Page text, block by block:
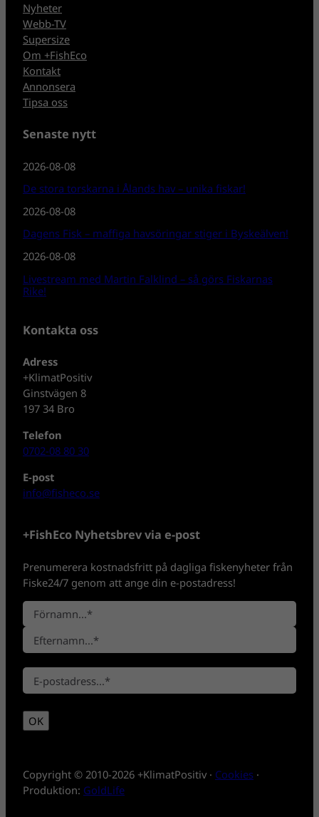
Nyheter
Webb-TV
Supersize
Om +FishEco
Kontakt
Annonsera
Tipsa oss
Senaste nytt
2026-08-08
De stora torskarna i Ålands hav – unika fiskar!
2026-08-08
Dagens Fisk – maffiga havsöringar stiger i Byskeälven!
2026-08-08
Livestream med Martin Falklind – så görs Fiskarnas
Rike!
Kontakta oss
Adress
+KlimatPositiv
Ginstvägen 8
197 34 Bro
Telefon
0702-08 80 30
E-post
info@fisheco.se
+FishEco Nyhetsbrev via e-post
Prenumerera kostnadsfritt på dagliga fiskenyheter från
Fiske24/7 genom att ange din e-postadress!
N
a
n
*
F
ö
r
a
m
n
t
e
m
n
E
-
*
OK
Copyright © 2010-2026 +KlimatPositiv · Cookies ·
Produktion: GoldLife